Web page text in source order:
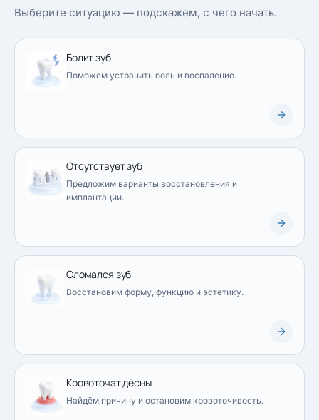
Выберите ситуацию — подскажем, с чего начать.
Болит зуб
Поможем устранить боль и воспаление.
Отсутствует зуб
Предложим варианты восстановления и
имплантации.
Сломался зуб
Восстановим форму, функцию и эстетику.
Кровоточат дёсны
Найдём причину и остановим кровоточивость.